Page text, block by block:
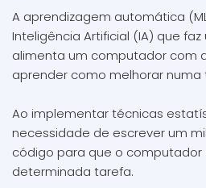
A aprendizagem automática
Inteligência Artificial (IA) que
alimenta um computador com
aprender como melhorar numa
Ao implementar técnicas
necessidade de escrever um
código para que o computador
determinada tarefa.